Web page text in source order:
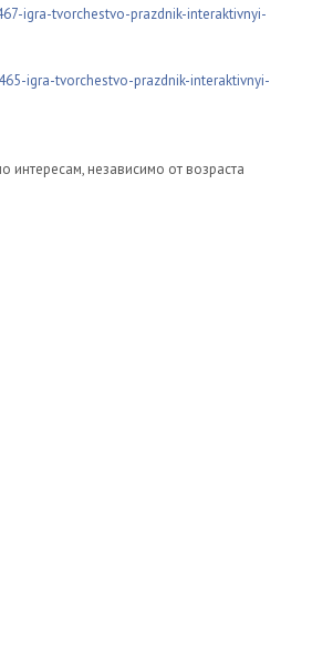
igra-tvorchestvo-prazdnik-interaktivnyi-
igra-tvorchestvo-prazdnik-interaktivnyi-
независимо от возраста